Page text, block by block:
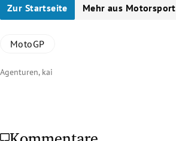
Zur Startseite Mehr aus Motorsport
MotoGP
Agenturen, kai